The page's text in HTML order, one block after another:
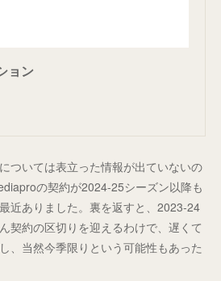
ョン
ついては表立った情報が出ていないの
の契約が2024-25シーズン以降も
近ありました。裏を返すと、2023-24
契約の区切りを迎えるわけで、遅くて
、当然今季限りという可能性もあった